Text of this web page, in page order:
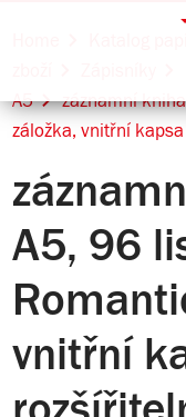
A5
záznamní
záložka, vnitřní
A5, 96
vnitřní